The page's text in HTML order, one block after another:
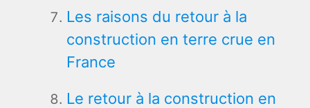
Les raisons du retour à la
construction en terre crue en
France
Le retour à la construction en